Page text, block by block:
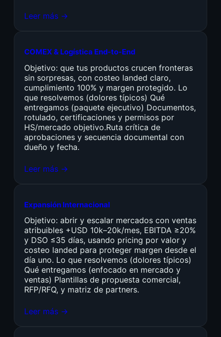
Leer más →
COMEX & Logística End-to-End
Objetivo: que tus productos crucen fronteras
sin sorpresas, con costeo landed claro,
cumplimiento 100% y margen protegido. Lo
que resolvemos (dolores típicos) Qué
entregamos (paquete ejecutivo) Documentos,
rotulado, certificaciones y permisos por
HS/mercado objetivo.Ruta crítica de
aprobaciones y secuencia documental con
dueño y fecha.
Leer más →
Expansión Internacional
Objetivo: abrir y escalar mercados con ventas
atribuibles +USD 10k–20k/mes, EBITDA ≥20%
y DSO ≤35 días, usando pricing por valor y
costeo landed para proteger margen desde el
día uno. Lo que resolvemos (dolores típicos)
Qué entregamos (enfocado en mercado y
ventas) Plantillas de propuesta comercial,
RFP/RFQ, y matriz de partners.
Leer más →